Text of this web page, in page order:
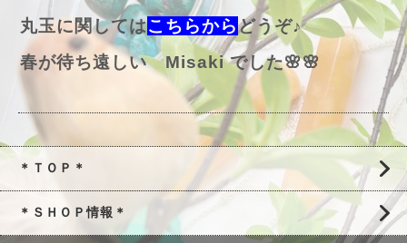
丸玉に関してはこちらからどうぞ♪
春が待ち遠しい Misaki でした🌸🌸
＊ＴＯＰ＊
＊ＳＨＯＰ情報＊